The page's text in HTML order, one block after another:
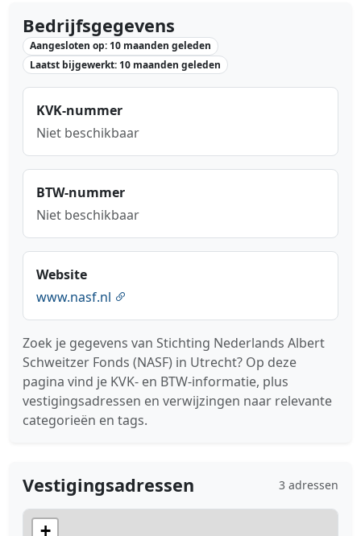
Bedrijfsgegevens
Aangesloten op: 10 maanden geleden
Laatst bijgewerkt: 10 maanden geleden
KVK-nummer
Niet beschikbaar
BTW-nummer
Niet beschikbaar
Website
www.nasf.nl
Zoek je gegevens van Stichting Nederlands Albert
Schweitzer Fonds (NASF) in Utrecht? Op deze
pagina vind je KVK- en BTW-informatie, plus
vestigingsadressen en verwijzingen naar relevante
categorieën en tags.
Vestigingsadressen 3 adressen
+